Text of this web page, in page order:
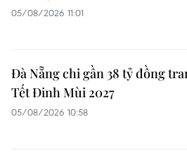
05/08/2026 11:01
Đà Nẵng chi gần 38 tỷ đồng
Tết Đinh Mùi 2027
05/08/2026 10:58